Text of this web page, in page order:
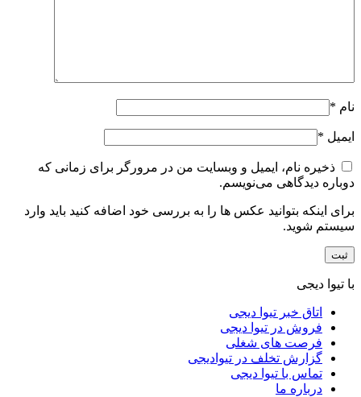
نام *
ایمیل *
ذخیره نام، ایمیل و وبسایت من در مرورگر برای زمانی که
دوباره دیدگاهی می‌نویسم.
برای اینکه بتوانید عکس ها را به بررسی خود اضافه کنید باید وارد
سیستم شوید.
با تیوا دیجی
اتاق خبر تیوا دیجی
فروش در تیوا دیجی
فرصت های شغلی
گزارش تخلف در تیوادیجی
تماس با تیوا دیجی
درباره ما